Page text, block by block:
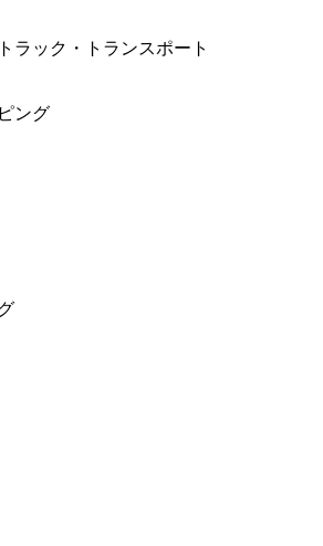
ラック・トランスポート
ング